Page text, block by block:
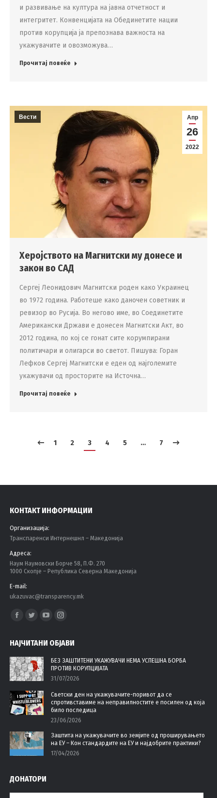
и развивање на култура на јавна отчетност и
интегритет. Конвенцијата на Обединетите нации
против корупција ја препознава важноста на
укажувачите и овозможува…
Прочитај повеќе
Апр
26
2022
Вести
Херојството на Магнитски му донесе и
закон во САД
Сергеј Леонидович Магнитски роден како Украинец
во 1972 година. Работеше како даночен советник и
ревизор во Русија. Во негово име, во Соединетите
Американски Држави е донесен Магнитски Акт, во
2012 година, по кој се гонат сите корумпирани
политичари и олигарси во светот. Пишува: Горан
Лефков Сергеј Магнитски е еден од најголемите
укажувачи од просторите на Источна…
Прочитај повеќе
1 2 3 4 5 … 7
КОНТАКТ ИНФОРМАЦИИ
Организација:
Tранспаренси Интернешнл – Македонија
Адреса:
Наум Наумовски Борче 58, П.Ф. 270
1000 Скопје – Република Северна Македонија
E-mail:
ukazuvac@transparency.mk
Find us on:
Facebook
opens
in
new
window
Twitter
opens
in
new
window
YouTube
opens
new
window
Instagram
opens
in
new
window
НАЈЧИТАНИ ОБЈАВИ
БЕЗ ЗАШТИТЕНИ УКАЖУВАЧИ НЕМА УСПЕШНА БОРБА
ПРОТИВ КОРУПЦИЈАТА
31/07/2026
Светски ден на укажувачите-поривот да се
спротивставиме на неправилностите е посилен од која
било последица
23/06/2026
Заштита на укажувачите во земјите од проширувањето
на ЕУ – Кон стандардите на ЕУ и најдобрите практики?
17/04/2026
ДОНАТОРИ